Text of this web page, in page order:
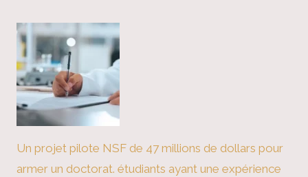
Un projet pilote NSF de 47 millions de dollars pour
armer un doctorat. étudiants ayant une expérience